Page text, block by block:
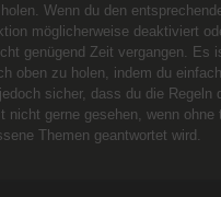
Wenn du den
möglicherweise deaktiviert
genügend Zeit vergangen. Es
oben zu holen, indem du
sicher, dass du die Regeln
nicht gerne gesehen, wenn ohne
Themen geantwortet wird.